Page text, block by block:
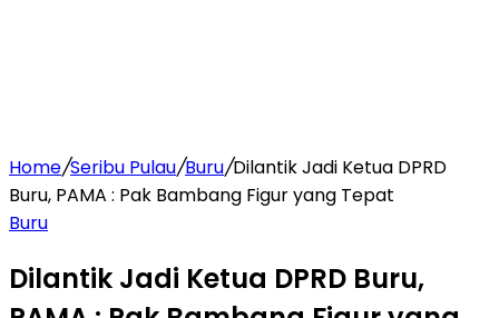
Home/Seribu Pulau/Buru/Dilantik Jadi Ketua DPRD
Buru, PAMA : Pak Bambang Figur yang Tepat
Buru
Dilantik Jadi Ketua DPRD Buru,